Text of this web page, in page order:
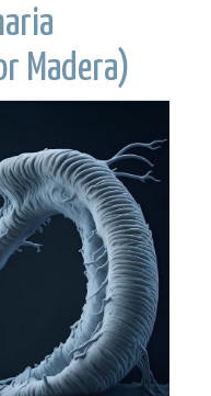
Madera)